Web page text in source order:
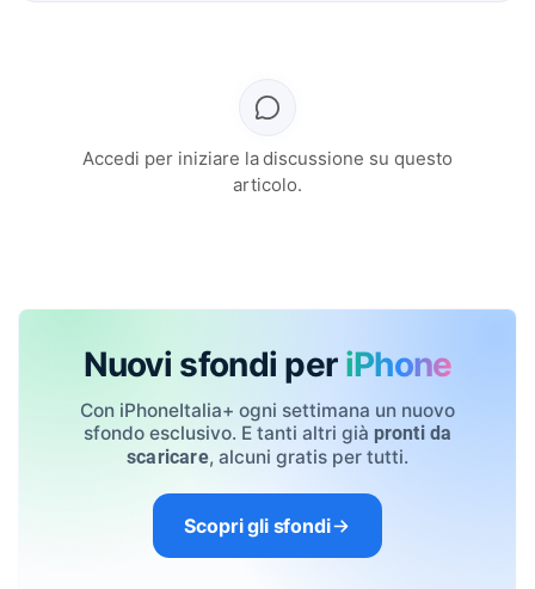
Accedi per iniziare la discussione su questo
articolo.
Nuovi sfondi per iPhone
Con iPhoneItalia+ ogni settimana un nuovo
sfondo esclusivo. E tanti altri già pronti da
scaricare, alcuni gratis per tutti.
Scopri gli sfondi